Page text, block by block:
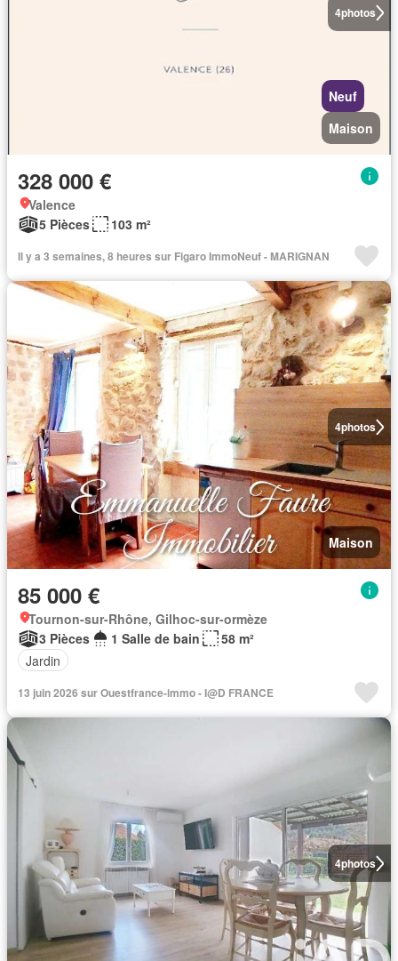
4photos
Neuf
Maison
328 000 €
Valence
5 Pièces
103 m²
Il y a 3 semaines, 8 heures sur Figaro ImmoNeuf - MARIGNAN
4photos
Maison
85 000 €
Tournon-sur-Rhône, Gilhoc-sur-ormèze
3 Pièces
1 Salle de bain
58 m²
Jardin
13 juin 2026 sur Ouestfrance-immo - I@D FRANCE
4photos